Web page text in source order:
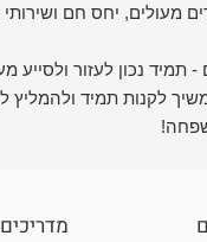
מעולים, יחס חם
- תמיד נכון לעזור ולסייע
לקנות תמיד ולהמליץ